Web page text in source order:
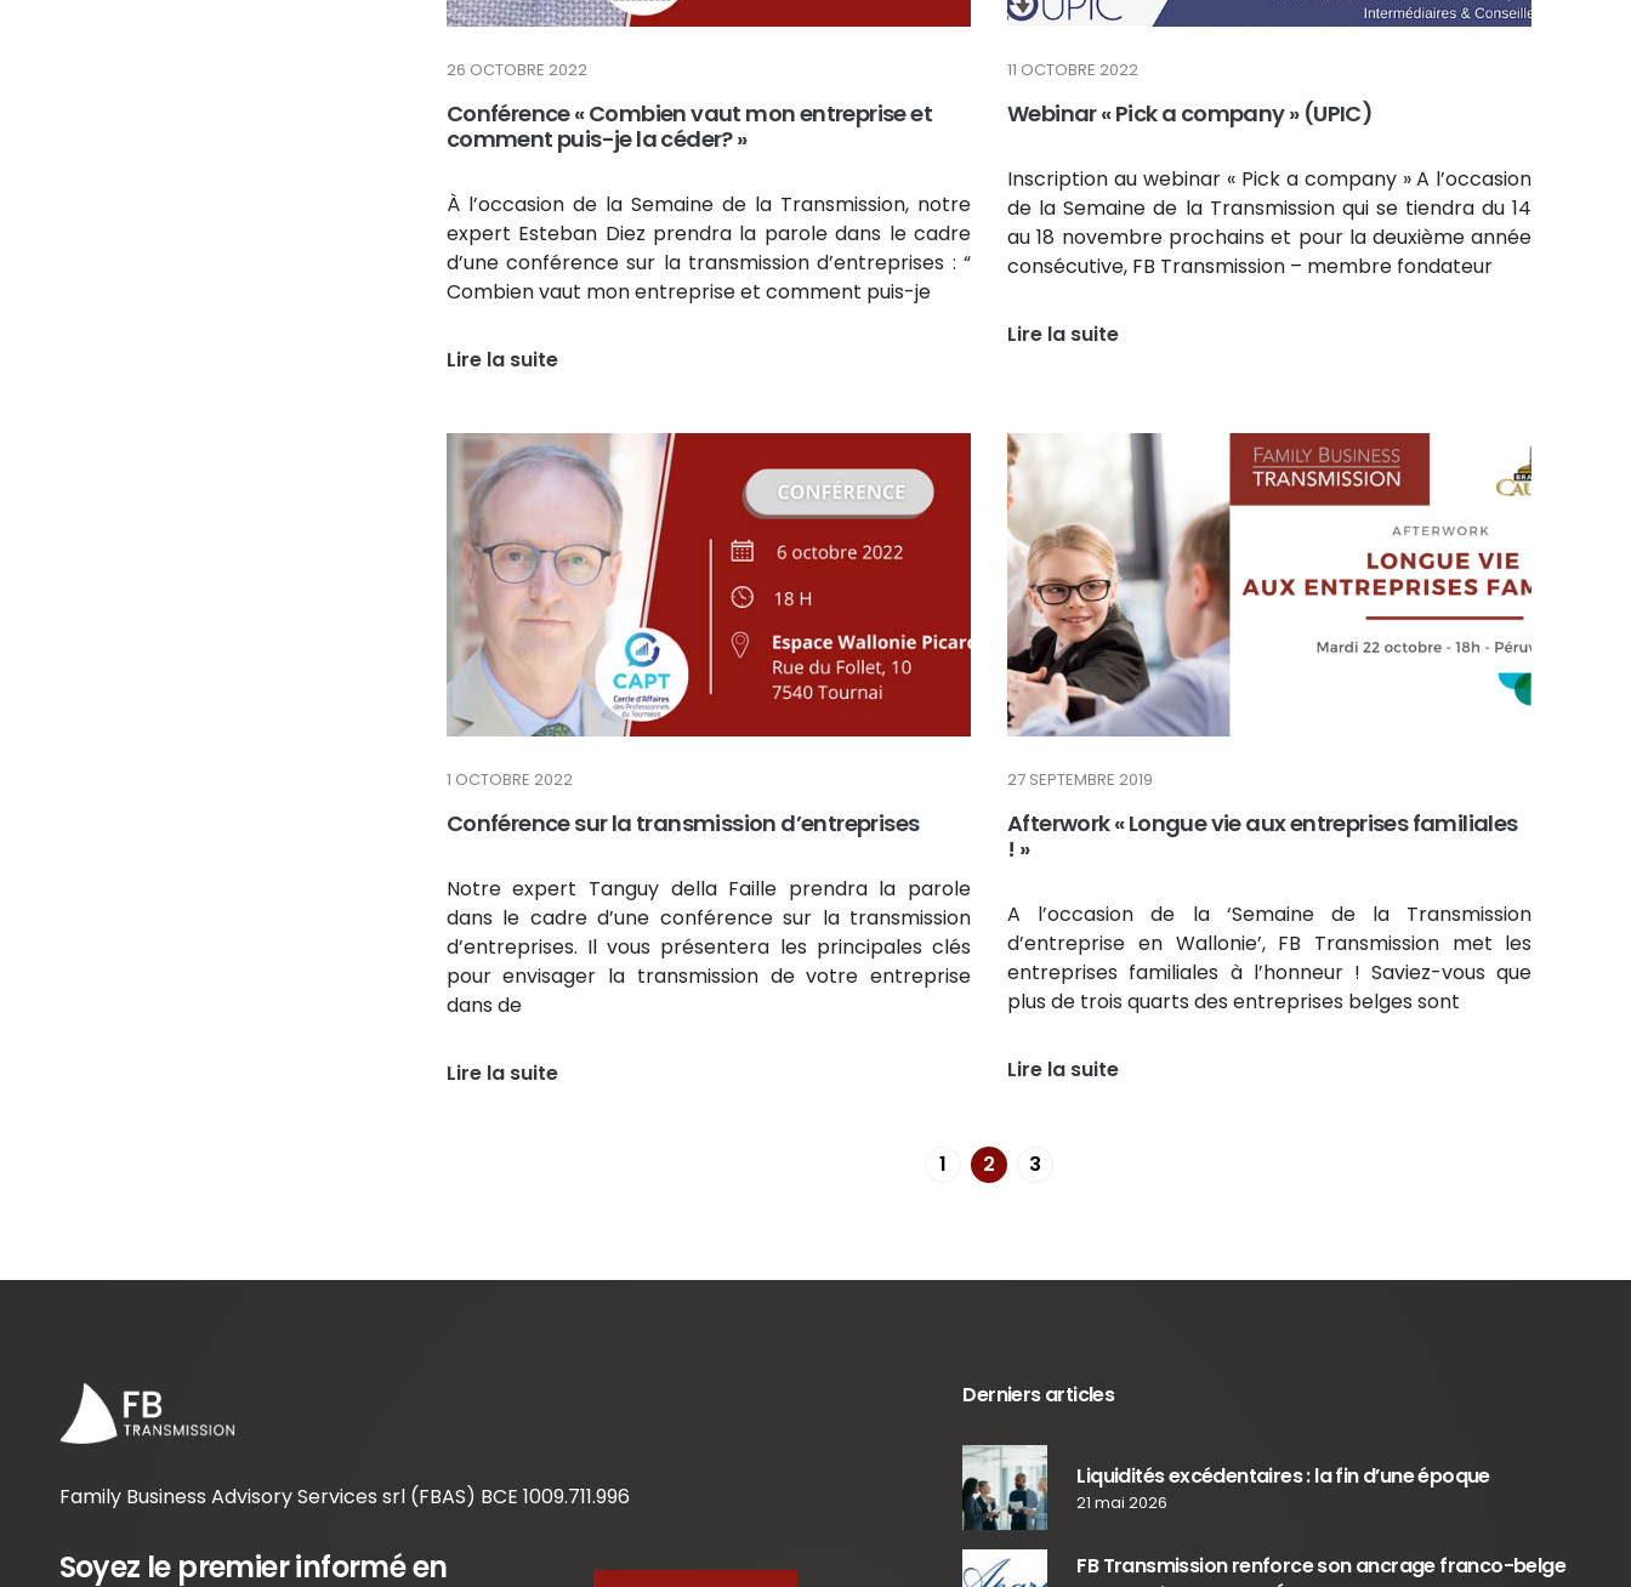
26 OCTOBRE 2022
Conférence « Combien vaut mon entreprise et
comment puis-je la céder? »
À l’occasion de la Semaine de la Transmission, notre
expert Esteban Diez prendra la parole dans le cadre
d’une conférence sur la transmission d’entreprises : “
Combien vaut mon entreprise et comment puis-je
Lire la suite
11 OCTOBRE 2022
Webinar « Pick a company » (UPIC)
Inscription au webinar « Pick a company » A l’occasion
de la Semaine de la Transmission qui se tiendra du 14
au 18 novembre prochains et pour la deuxième année
consécutive, FB Transmission – membre fondateur
Lire la suite
1 OCTOBRE 2022
Conférence sur la transmission d’entreprises
Notre expert Tanguy della Faille prendra la parole
dans le cadre d’une conférence sur la transmission
d’entreprises. Il vous présentera les principales clés
pour envisager la transmission de votre entreprise
dans de
Lire la suite
27 SEPTEMBRE 2019
Afterwork « Longue vie aux entreprises familiales
! »
A l’occasion de la ‘Semaine de la Transmission
d’entreprise en Wallonie’, FB Transmission met les
entreprises familiales à l’honneur ! Saviez-vous que
plus de trois quarts des entreprises belges sont
Lire la suite
1 2 3
Family Business Advisory Services srl (FBAS) BCE 1009.711.996
Soyez le premier informé en
Derniers articles
Liquidités excédentaires : la fin d’une époque
21 mai 2026
FB Transmission renforce son ancrage franco-belge